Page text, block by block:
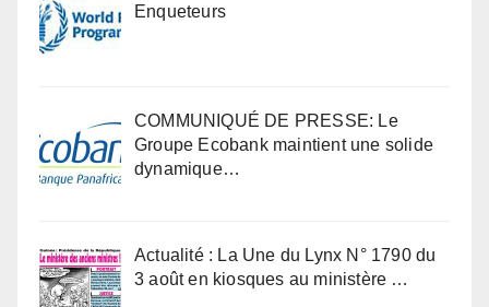
Enqueteurs
COMMUNIQUÉ DE PRESSE: Le
Groupe Ecobank maintient une solide
dynamique…
Actualité : La Une du Lynx N° 1790 du
3 août en kiosques au ministère …